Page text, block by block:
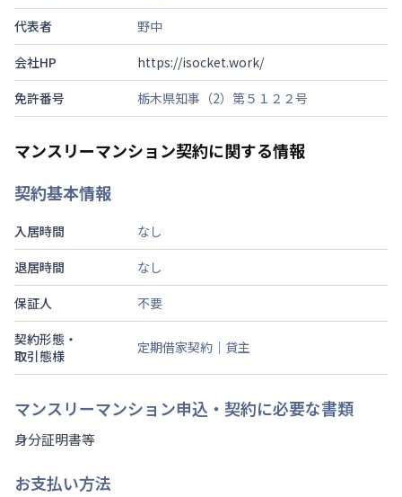
代表者
野中
会社HP
https://isocket.work/
免許番号
栃木県知事（2）第５１２２号
マンスリーマンション契約に関する情報
契約基本情報
入居時間
なし
退居時間
なし
保証人
不要
契約形態・
取引態様
定期借家契約｜貸主
マンスリーマンション申込・契約に必要な書類
身分証明書等
お支払い方法